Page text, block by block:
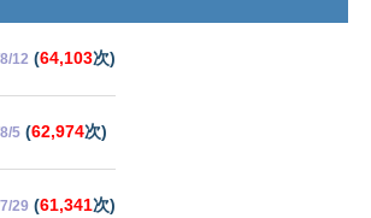
12 (64,103次)
5 (62,974次)
29 (61,341次)